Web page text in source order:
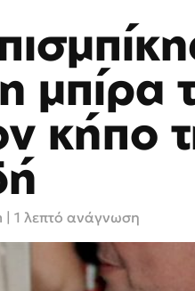
μπίρα
κήπο
| 1 λεπτό ανάγνωση